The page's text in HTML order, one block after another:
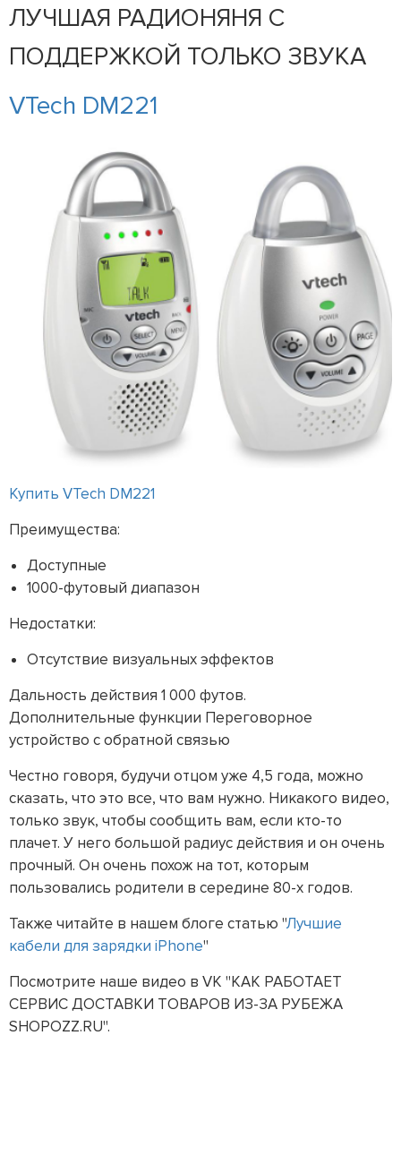
ЛУЧШАЯ РАДИОНЯНЯ С
ПОДДЕРЖКОЙ ТОЛЬКО ЗВУКА
VTech DM221
Купить VTech DM221
Преимущества:
Доступные
1000-футовый диапазон
Недостатки:
Отсутствие визуальных эффектов
Дальность действия 1 000 футов.
Дополнительные функции Переговорное
устройство с обратной связью
Честно говоря, будучи отцом уже 4,5 года, можно
сказать, что это все, что вам нужно. Никакого видео,
только звук, чтобы сообщить вам, если кто-то
плачет. У него большой радиус действия и он очень
прочный. Он очень похож на тот, которым
пользовались родители в середине 80-х годов.
Также читайте в нашем блоге статью "Лучшие
кабели для зарядки iPhone"
Посмотрите наше видео в VK "КАК РАБОТАЕТ
СЕРВИС ДОСТАВКИ ТОВАРОВ ИЗ-ЗА РУБЕЖА
SHOPOZZ.RU".